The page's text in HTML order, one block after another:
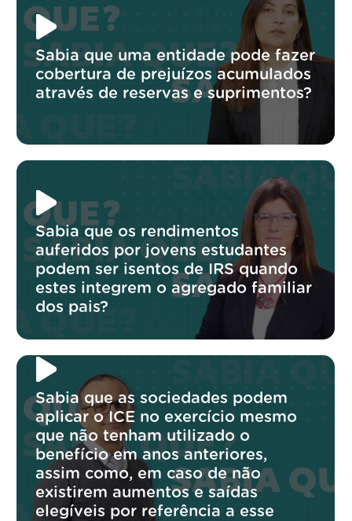
Sabia que uma entidade pode fazer
cobertura de prejuízos acumulados
através de reservas e suprimentos?
Sabia que os rendimentos
auferidos por jovens estudantes
podem ser isentos de IRS quando
estes integrem o agregado familiar
dos pais?
Sabia que as sociedades podem
aplicar o ICE no exercício mesmo
que não tenham utilizado o
benefício em anos anteriores,
assim como, em caso de não
existirem aumentos e saídas
elegíveis por referência a esse